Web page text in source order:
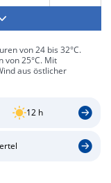
von 24 bis 32°C.
von 25°C. Mit
aus östlicher
12 h